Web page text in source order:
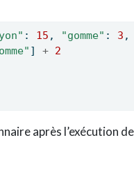
: 15 , "gomme" : 3 ,
] + 2
après l’exécution